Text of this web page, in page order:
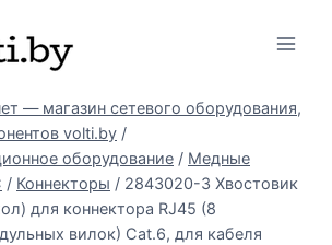
— магазин сетевого оборудования,
volti.by /
оборудование / Медные
/ Коннекторы / 2843020-3 Хвостовик
для коннектора RJ45 (8
вилок) Cat.6, для кабеля